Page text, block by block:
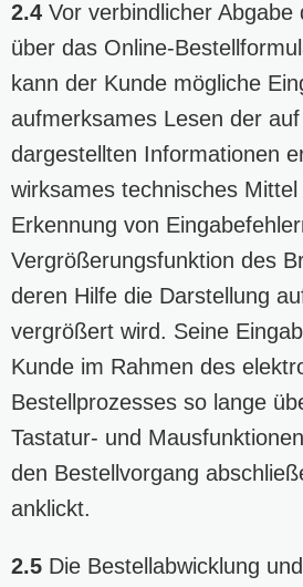
2.4 Vor verbindlicher Abgabe
über das Online-
kann der Kunde mögliche
aufmerksames Lesen der
dargestellten Informationen
wirksames technisches
Erkennung von
Vergrößerungsfunktion des
deren Hilfe die Darstellung
vergrößert wird. Seine
Kunde im Rahmen des
Bestellprozesses so lange
Tastatur- und
den Bestellvorgang
anklickt.
2.5 Die Bestellabwicklung